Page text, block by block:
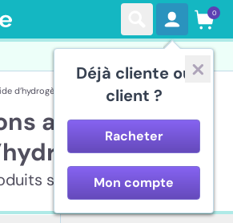
Déjà cliente ou
client ?
Racheter
Mon compte
0
d’hydrogène
au peroxide
sont affichés